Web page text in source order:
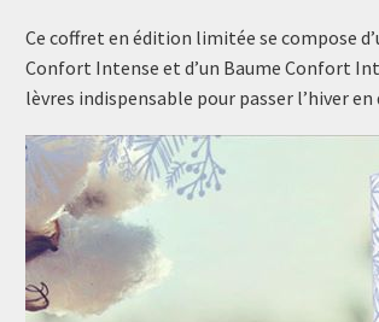
Ce coffret en édition limitée se compose
Confort Intense et d’un Baume Confort
lèvres indispensable pour passer l’hiver en